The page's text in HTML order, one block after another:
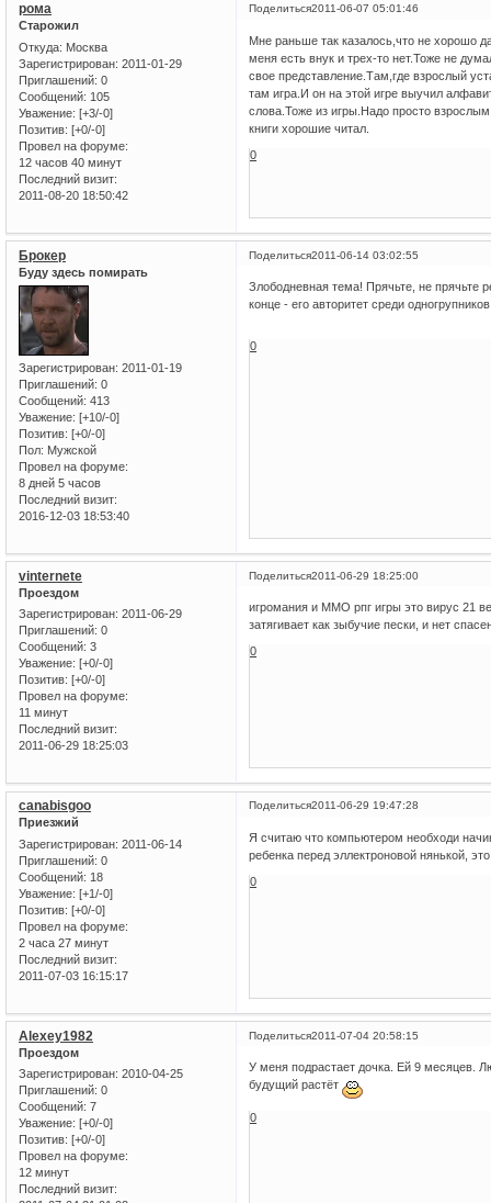
Поделиться2011-06-07 05:01:46
рома
Старожил
Откуда: Москва
Зарегистрирован: 2011-01-29
Приглашений: 0
Сообщений: 105
Уважение: [+3/-0]
Позитив: [+0/-0]
Провел на форуме:
12 часов 40 минут
Последний визит:
2011-08-20 18:50:42
Мне раньше так казалось,что не хорошо
меня есть внук и трех-то нет.Тоже не
свое представление.Там,где взрослый
там игра.И он на этой игре выучил
слова.Тоже из игры.Надо просто
книги хорошие читал.
0
Поделиться2011-06-14 03:02:55
Брокер
Буду здесь помирать
Зарегистрирован: 2011-01-19
Приглашений: 0
Сообщений: 413
Уважение: [+10/-0]
Позитив: [+0/-0]
Пол: Мужской
Провел на форуме:
8 дней 5 часов
Последний визит:
2016-12-03 18:53:40
Злободневная тема! Прячьте, не прячьте
конце - его авторитет среди
0
Поделиться2011-06-29 18:25:00
vinternete
Проездом
Зарегистрирован: 2011-06-29
Приглашений: 0
Сообщений: 3
Уважение: [+0/-0]
Позитив: [+0/-0]
Провел на форуме:
11 минут
Последний визит:
2011-06-29 18:25:03
игромания и ММО рпг игры это вирус 21
затягивает как зыбучие пески, и нет
0
Поделиться2011-06-29 19:47:28
canabisgoo
Приезжий
Зарегистрирован: 2011-06-14
Приглашений: 0
Сообщений: 18
Уважение: [+1/-0]
Позитив: [+0/-0]
Провел на форуме:
2 часа 27 минут
Последний визит:
2011-07-03 16:15:17
Я считаю что компьютером необходи
ребенка перед эллектроновой нянькой,
0
Поделиться2011-07-04 20:58:15
Alexey1982
Проездом
Зарегистрирован: 2010-04-25
Приглашений: 0
Сообщений: 7
Уважение: [+0/-0]
Позитив: [+0/-0]
Провел на форуме:
12 минут
Последний визит:
У меня подрастает дочка. Ей 9 месяцев.
будущий растёт
0